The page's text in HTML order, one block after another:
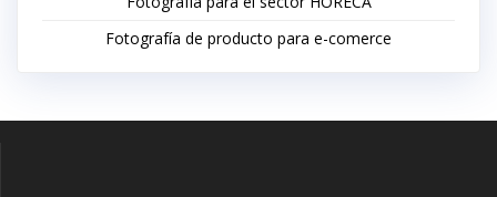
Fotografía de producto para e-comerce